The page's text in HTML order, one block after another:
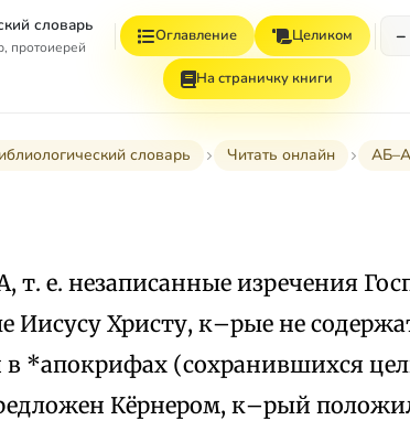
словарь
протоиерей
Оглавление Целиком −
На страничку книги
словарь Читать онлайн
т. е. незаписанные изречения
Иисусу Христу, к–рые не
в *апокрифах (сохранившихся
Кёрнером, к–рый